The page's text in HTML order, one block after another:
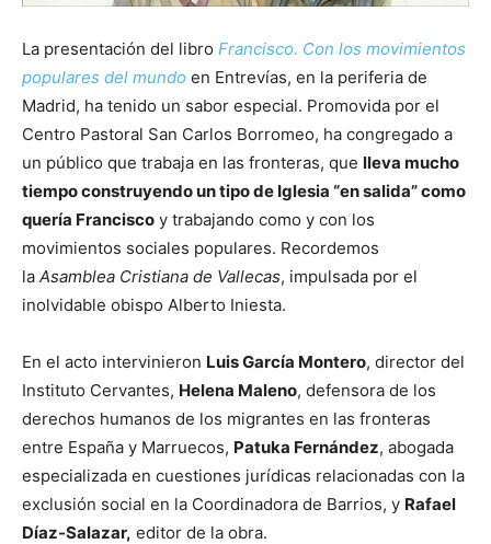
La presentación del libro Francisco. Con los movimientos
populares del mundo en Entrevías, en la periferia de
Madrid, ha tenido un sabor especial. Promovida por el
Centro Pastoral San Carlos Borromeo, ha congregado a
un público que trabaja en las fronteras, que lleva mucho
tiempo construyendo un tipo de Iglesia “en salida” como
quería Francisco y trabajando como y con los
movimientos sociales populares. Recordemos
la Asamblea Cristiana de Vallecas, impulsada por el
inolvidable obispo Alberto Iniesta.
En el acto intervinieron Luis García Montero, director del
Instituto Cervantes, Helena Maleno, defensora de los
derechos humanos de los migrantes en las fronteras
entre España y Marruecos, Patuka Fernández, abogada
especializada en cuestiones jurídicas relacionadas con la
exclusión social en la Coordinadora de Barrios, y Rafael
Díaz-Salazar, editor de la obra.